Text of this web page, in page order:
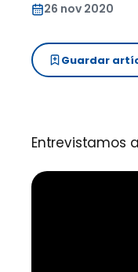
26 nov 2020
Guardar
Entrevistamos a